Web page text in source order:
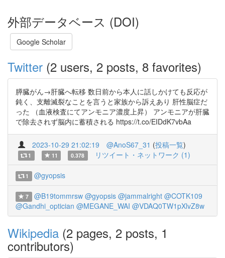
外部データベース (DOI)
Google Scholar
Twitter (2 users, 2 posts, 8 favorites)
膵臓がん→肝臓へ転移 数日前から本人に話しかけても反応が
鈍く、支離滅裂なことを言うと家族から訴えあり 肝性脳症だ
った （血液検査にてアンモニア濃度上昇） アンモニアが肝臓
で除去されず脳内に蓄積される https://t.co/EIDdK7vbAa
2023-10-29 21:02:19 @AnoS67_31 (投稿一覧)
1 11 0.378 リツイート・ネットワーク (1)
1 @gyopsis
7 @B19tommrsw @gyopsis @jammalright @COTK109
@Gandhi_optician @MEGANE_WAI @VDAQ0TW1pXlvZ8w
Wikipedia (2 pages, 2 posts, 1
contributors)